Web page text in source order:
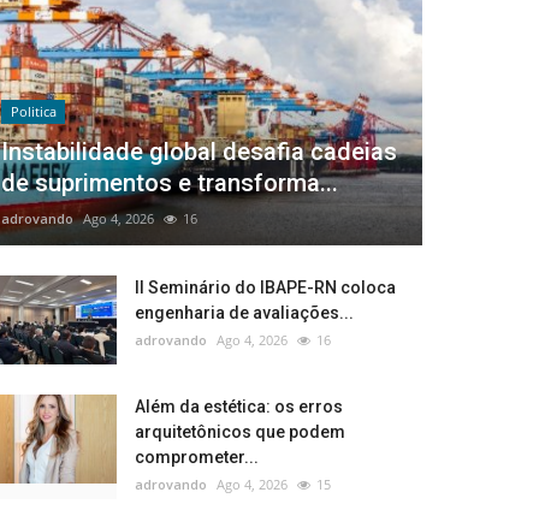
Politica
Instabilidade global desafia cadeias
de suprimentos e transforma...
adrovando Ago 4, 2026 16
II Seminário do IBAPE-RN coloca
engenharia de avaliações...
adrovando Ago 4, 2026 16
Além da estética: os erros
arquitetônicos que podem
comprometer...
adrovando Ago 4, 2026 15